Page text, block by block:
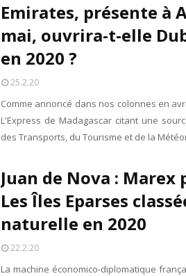
Emirates, présente à
mai, ouvrira-t-elle
en 2020 ?
25.2.20
Comme annoncé dans nos colonnes en
L'Express de Madagascar citant une
des Transports, du Tourisme et de la
Juan de Nova : Marex
Les Îles Eparses
naturelle en 2020
22.2.20
La machine économico-diplomatique